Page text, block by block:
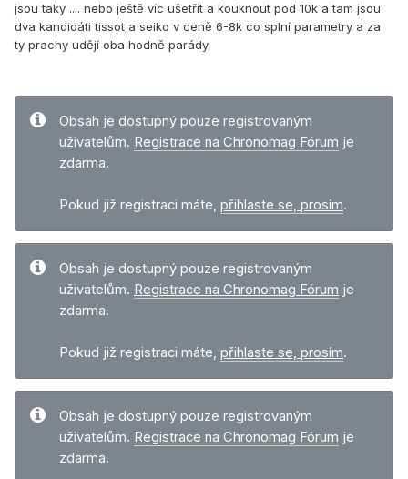
jsou taky .... nebo ještě víc ušetřit a kouknout pod 10k a tam jsou
dva kandidáti tissot a seiko v ceně 6-8k co splní parametry a za
ty prachy udějí oba hodně parády
Obsah je dostupný pouze registrovaným
uživatelům. Registrace na Chronomag Fórum je
zdarma.
Pokud již registraci máte, přihlaste se, prosím.
Obsah je dostupný pouze registrovaným
uživatelům. Registrace na Chronomag Fórum je
zdarma.
Pokud již registraci máte, přihlaste se, prosím.
Obsah je dostupný pouze registrovaným
uživatelům. Registrace na Chronomag Fórum je
zdarma.